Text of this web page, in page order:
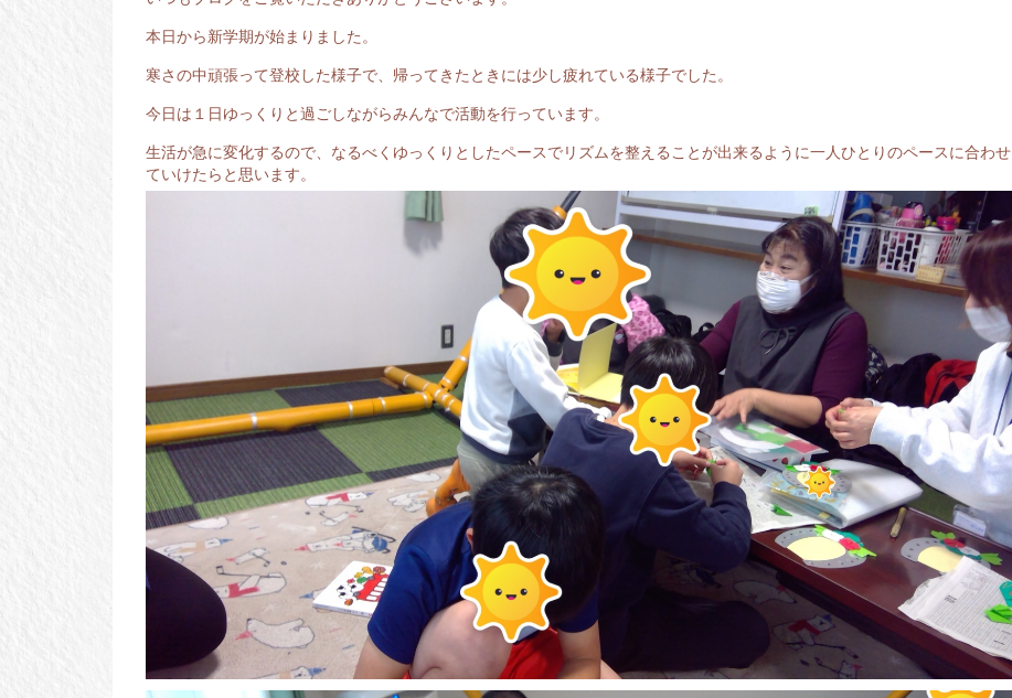
本日から新学期が始まりました。
寒さの中頑張って登校した様子で、帰ってきたときには少し疲れている様子でした。
今日は１日ゆっくりと過ごしながらみんなで活動を行っています。
生活が急に変化するので、なるべくゆっくりとしたペースでリズムを整えることが出来るように一人ひとりのペースに合わせ
ていけたらと思います。